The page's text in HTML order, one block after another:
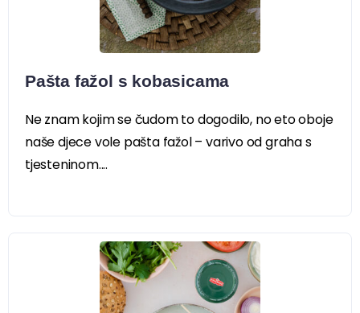
Pašta fažol s kobasicama
Ne znam kojim se čudom to dogodilo, no eto oboje
naše djece vole pašta fažol – varivo od graha s
tjesteninom....